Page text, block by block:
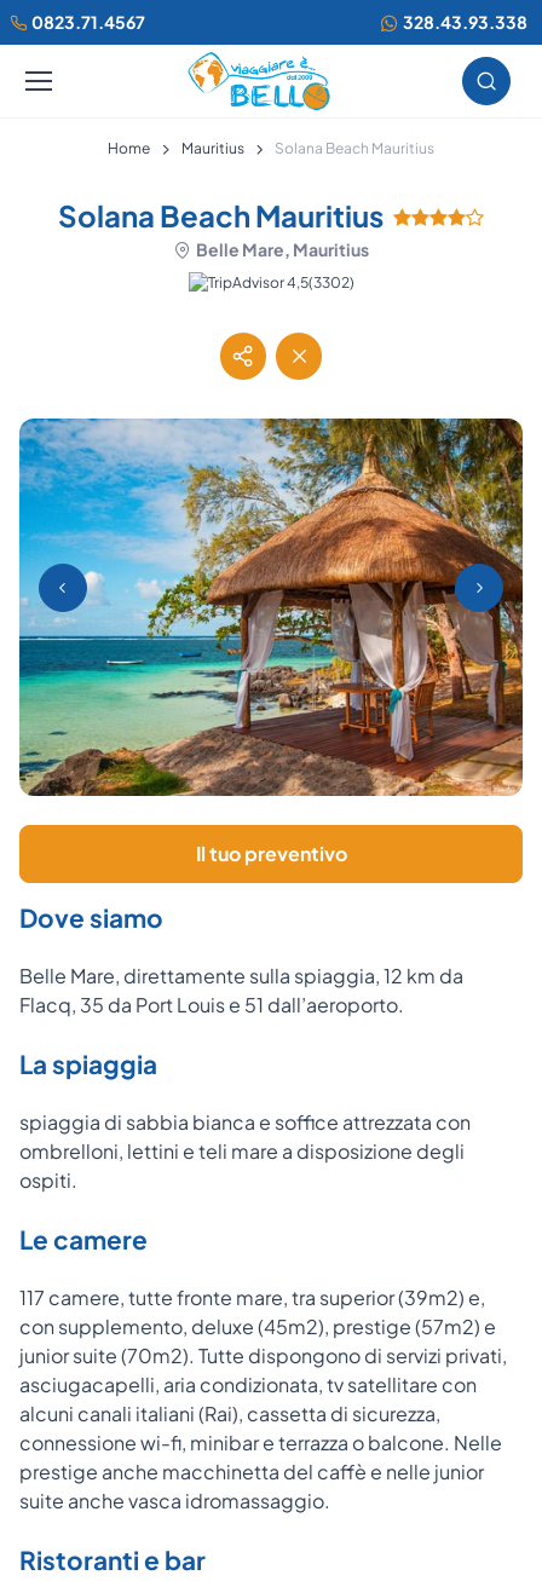
0823.71.4567 328.43.93.338
Home Mauritius Solana Beach Mauritius
Solana Beach Mauritius
Belle Mare, Mauritius
(3302)
Il tuo preventivo
Dove siamo
Belle Mare, direttamente sulla spiaggia, 12 km da
Flacq, 35 da Port Louis e 51 dall’aeroporto.
La spiaggia
spiaggia di sabbia bianca e soffice attrezzata con
ombrelloni, lettini e teli mare a disposizione degli
ospiti.
Le camere
117 camere, tutte fronte mare, tra superior (39m2) e,
con supplemento, deluxe (45m2), prestige (57m2) e
junior suite (70m2). Tutte dispongono di servizi privati,
asciugacapelli, aria condizionata, tv satellitare con
alcuni canali italiani (Rai), cassetta di sicurezza,
connessione wi-fi, minibar e terrazza o balcone. Nelle
prestige anche macchinetta del caffè e nelle junior
suite anche vasca idromassaggio.
Ristoranti e bar